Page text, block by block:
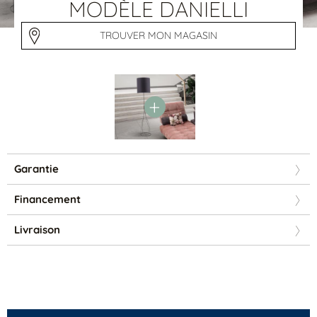
Canapés avec méridienne
Tables repas
Tapis
MODÈLE DANIELLI
TROUVER MON MAGASIN
Garantie
Financement
Livraison